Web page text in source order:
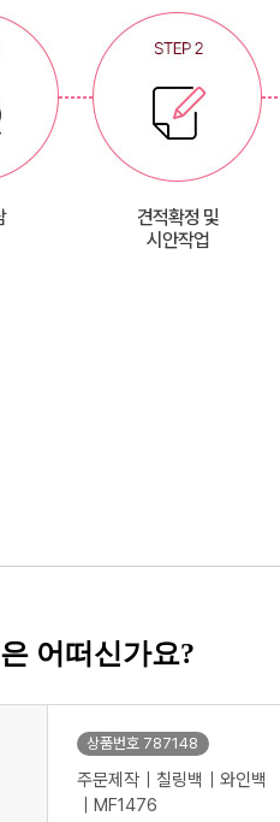
견적확정 및
시안작업
어떠신가요?
상품번호 787148
주문제작｜칠링백｜와인백
｜MF1476